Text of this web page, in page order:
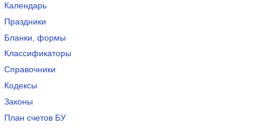
Календарь
Праздники
Бланки, формы
Классификаторы
Справочники
Кодексы
Законы
План счетов БУ